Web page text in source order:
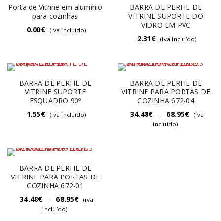
Porta de Vitrine em alumínio
para cozinhas
0.00€ (iva incluído)
BARRA DE PERFIL DE
VITRINE SUPORTE DO
VIDRO EM PVC
2.31€ (iva incluído)
BARRA DE PERFIL DE
VITRINE SUPORTE
ESQUADRO 90º
1.55€ (iva incluído)
BARRA DE PERFIL DE
VITRINE PARA PORTAS DE
COZINHA 672-04
34.48€ – 68.95€
(iva
incluído)
BARRA DE PERFIL DE
VITRINE PARA PORTAS DE
COZINHA 672-01
34.48€ – 68.95€
(iva
incluído)